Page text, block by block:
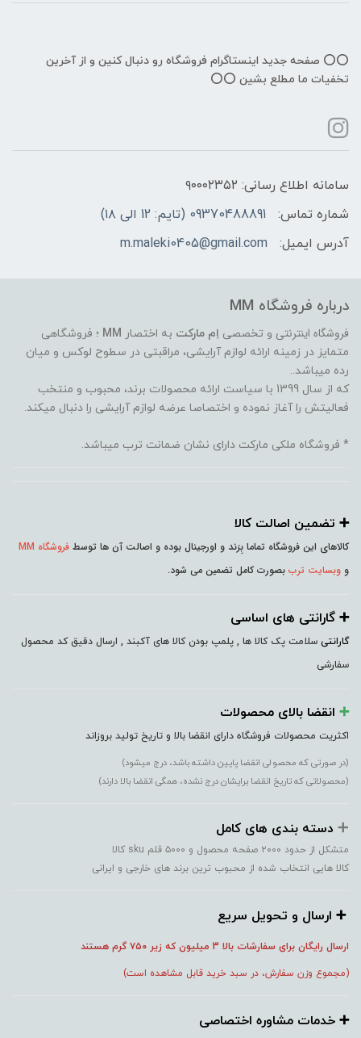
⭕️⭕️ صفحه جدید اینستاگرام فروشگاه رو دنبال کنین و از آخرین
تخفیات ما مطلع بشین ⭕️⭕️
سامانه اطلاع رسانی: ۹۰۰۰۲۳۵۲
شماره تماس:
09370488891 (تایم: 12 الی ۱۸)
آدرس ایمیل:
m.maleki0405@gmail.com
درباره فروشگاه MM
فروشگاه اینترنتی و تخصصی اِم مارکت به اختصار MM ؛ فروشگاهی
متمایز در زمینه ارائه لوازم آرایشی، مراقبتی در سطوح لوکس و میان
رده میباشد..
که از سال 1399 با سیاست ارائه محصولات برند، محبوب و منتخب
فعالیتش را آغاز نموده و اختصاصا عرضه لوازم آرایشی را دنبال میکند.
* فروشگاه ملکی مارکت دارای نشان ضمانت ترب میباشد.
➕️ تضمین اصالت کالا
کالاهای این فروشگاه تماما بِرَند و اورجینال بوده و اصالت آن ها توسط فروشگاه MM
و وبسایت ترب بصورت کامل تضمین می شود.
➕️ گارانتی های اساسی
گارانتی سلامت پک کالا ها , پلمپ بودن کالا های آکبند , ارسال دقیق کد محصول
سفارشی
➕️ انقضا بالای محصولات
اکثریت محصولات فروشگاه دارای انقضا بالا و تاریخ تولید بروزاند
(در صورتی که محصولی انقضا پایین داشته باشد، درج میشود)
(محصولاتی که تاریخ انقضا برایشان درج نشده، همگی انقضا بالا دارند)
➕️ دسته بندی های کامل
متشکل از حدود ۲۰۰۰ صفحه محصول و ۵۰۰۰ قلم sku کالا
کالا هایی انتخاب شده از محبوب ترین برند های خارجی و ایرانی
➕️ ارسال و تحویل سریع
ارسال رایگان برای سفارشات بالا 3 میلیون که زیر ۷۵۰ گرم هستند
(مجموع وزن سفارش، در سبد خرید قابل مشاهده است)
➕️ خدمات مشاوره اختصاصی